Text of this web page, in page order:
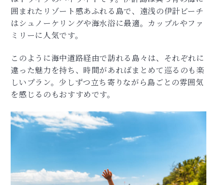
囲まれたリゾート感あふれる島で、遠浅の伊計ビーチ
はシュノーケリングや海水浴に最適。カップルやファ
ミリーに人気です。
このように海中道路経由で訪れる島々は、それぞれに
違った魅力を持ち、時間があればまとめて巡るのも楽
しいプラン。少しずつ立ち寄りながら島ごとの雰囲気
を感じるのもおすすめです。